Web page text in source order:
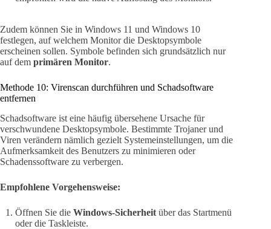
Zudem können Sie in Windows 11 und Windows 10
festlegen, auf welchem Monitor die Desktopsymbole
erscheinen sollen. Symbole befinden sich grundsätzlich nur
auf dem primären Monitor.
Methode 10: Virenscan durchführen und Schadsoftware
entfernen
Schadsoftware ist eine häufig übersehene Ursache für
verschwundene Desktopsymbole. Bestimmte Trojaner und
Viren verändern nämlich gezielt Systemeinstellungen, um die
Aufmerksamkeit des Benutzers zu minimieren oder
Schadenssoftware zu verbergen.
Empfohlene Vorgehensweise:
Öffnen Sie die Windows-Sicherheit über das Startmenü
oder die Taskleiste.